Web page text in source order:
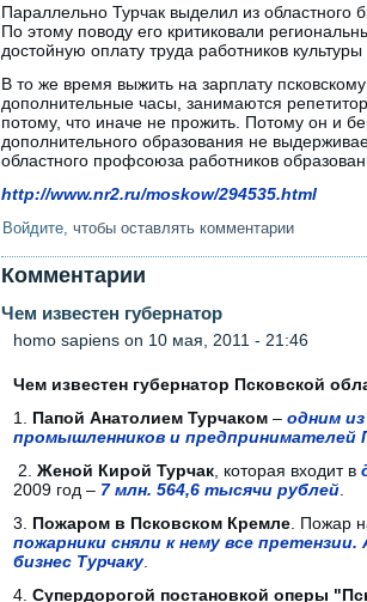
Параллельно Турчак выделил из
По этому поводу его критиковали
достойную оплату труда работников
В то же время выжить на зарплату
дополнительные часы, занимаются
потому, что иначе не прожить. Потому он и
дополнительного образования не
областного профсоюза работников
http://www.nr2.ru/moskow/294535.html
Войдите , чтобы оставлять комментарии
Комментарии
Чем известен губернатор
homo sapiens on 10 мая, 2011 - 21:46
Чем известен губернатор Псковской
1. Папой Анатолием Турчаком – одним
промышленников и предпринимателей
2. Женой Кирой Турчак , которая входит в
2009 год – 7 млн. 564,6 тысячи рублей
3. Пожаром в Псковском Кремле . Пожар
пожарники сняли к нему все
бизнес Турчаку.
4. Супердорогой постановкой оперы